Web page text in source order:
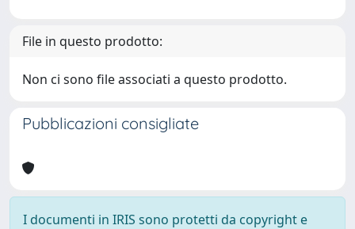
File in questo prodotto:
Non ci sono file associati a questo prodotto.
Pubblicazioni consigliate
I documenti in IRIS sono protetti da copyright e